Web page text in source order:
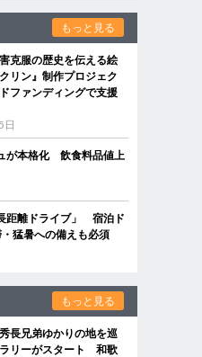
もっと見る
克服の歴史を伝える絵
リン』制作プロジェク
ファンディングで支援
日
が本格化 飲食料品値上
距離ドライブ」 宿泊ド
猛暑への備えも必須
もっと見る
長兄弟ゆかりの地を巡
リーがスタート 和歌